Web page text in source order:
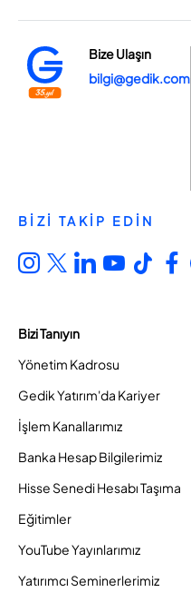
Bize Ulaşın
bilgi@gedik.com
BİZİ TAKİP EDİN
Bizi Tanıyın
Yönetim Kadrosu
Gedik Yatırım'da Kariyer
İşlem Kanallarımız
Banka Hesap Bilgilerimiz
Hisse Senedi Hesabı Taşıma
Eğitimler
YouTube Yayınlarımız
Yatırımcı Seminerlerimiz